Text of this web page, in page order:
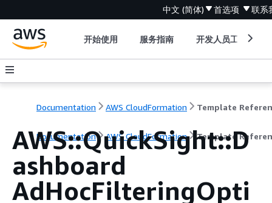
中文 (简体) 首选项 联系
开始使用 服务指南 开发人员工具
Documentation AWS CloudFormation Template
Documentation AWS CloudFormation Template
AWS::QuickSight::D
ashboard
AdHocFilteringOpti